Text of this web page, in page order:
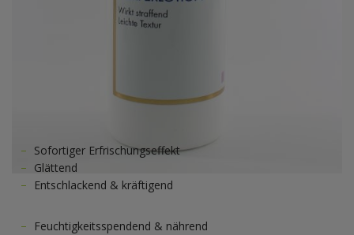
Sofortiger Erfrischungseffekt
Glättend
Entschlackend & kräftigend
Feuchtigkeitsspendend & nährend